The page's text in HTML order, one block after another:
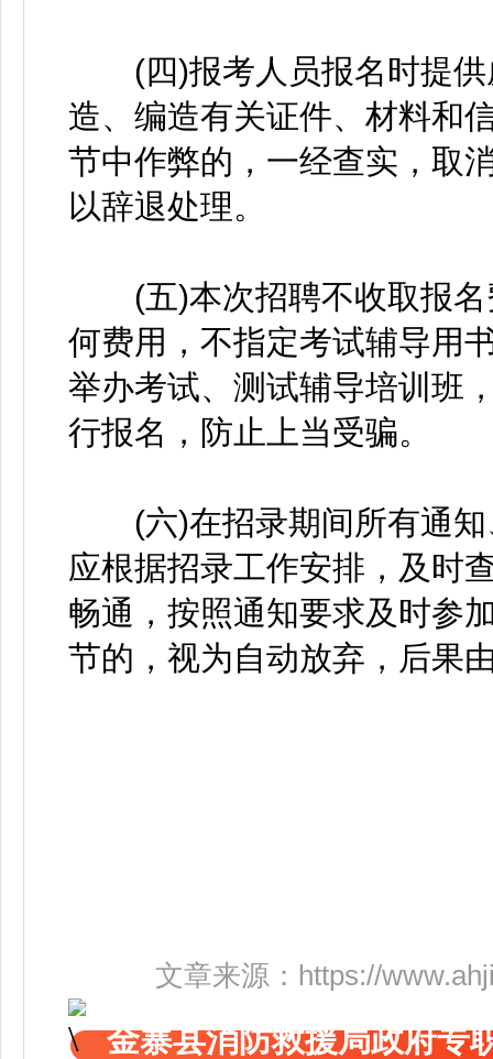
(四)报考人员报名时提供
造、编造有关证件、材料和
节中作弊的，一经查实，取
以辞退处理。
(五)本次招聘不收取报名
何费用，不指定考试辅导用
举办考试、测试辅导培训班
行报名，防止上当受骗。
(六)在招录期间所有通知
应根据招录工作安排，及时
畅通，按照通知要求及时参
节的，视为自动放弃，后果
文章来源： https://
金寨县消防救援局政府专